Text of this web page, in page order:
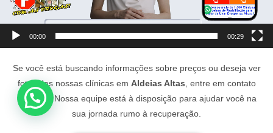
00:00 00:29
Se você está buscando informações sobre preços ou deseja ver
fotos das nossas clínicas em Aldeias Altas , entre em contato
conosco. Nossa equipe está à disposição para ajudar você na
sua jornada rumo à recuperação.